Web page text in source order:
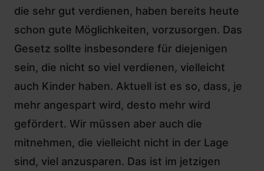
die sehr gut verdienen, haben bereits heute
schon gute Möglichkeiten, vorzusorgen. Das
Gesetz sollte insbesondere für diejenigen
sein, die nicht so viel verdienen, vielleicht
auch Kinder haben. Aktuell ist es so, dass, je
mehr angespart wird, desto mehr wird
gefördert. Wir müssen aber auch die
mitnehmen, die vielleicht nicht in der Lage
sind, viel anzusparen. Das ist im jetzigen